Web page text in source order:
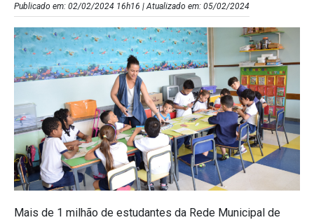
Publicado em: 02/02/2024 16h16 | Atualizado em: 05/02/2024
Mais de 1 milhão de estudantes da Rede Municipal de